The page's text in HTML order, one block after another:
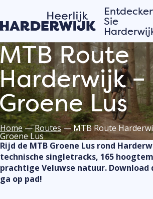
Sie
Wasser
Veluwe
Dörfer
der
Route
–
Lus
Home —Routes—MTB Route
Groene Lus
Rijd de MTB Groene Lus rond
technische singletracks, 165
prachtige Veluwse natuur. Download
ga op pad!